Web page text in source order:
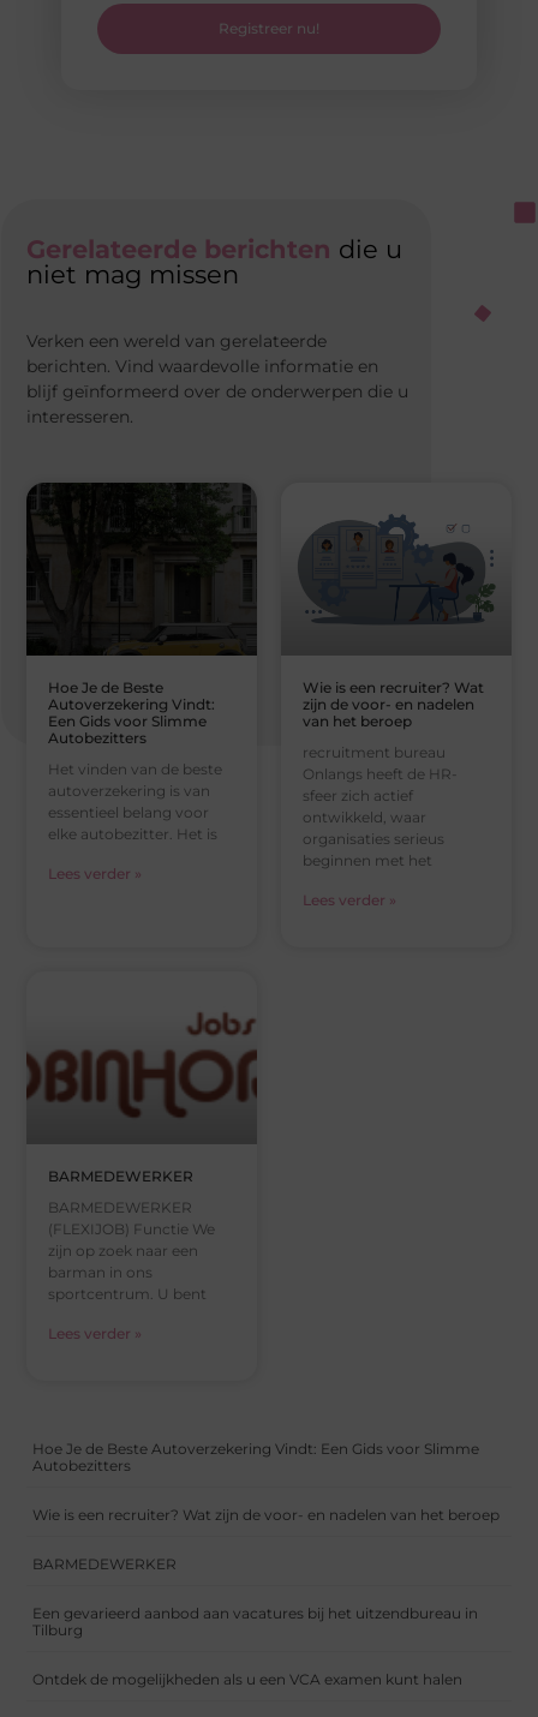
Registreer nu!
Gerelateerde berichten die u
niet mag missen
Verken een wereld van gerelateerde
berichten. Vind waardevolle informatie en
blijf geïnformeerd over de onderwerpen die u
interesseren.
Hoe Je de Beste
Autoverzekering Vindt:
Een Gids voor Slimme
Autobezitters
Het vinden van de beste
autoverzekering is van
essentieel belang voor
elke autobezitter. Het is
Lees verder »
Wie is een recruiter? Wat
zijn de voor- en nadelen
van het beroep
recruitment bureau
Onlangs heeft de HR-
sfeer zich actief
ontwikkeld, waar
organisaties serieus
beginnen met het
Lees verder »
BARMEDEWERKER
BARMEDEWERKER
(FLEXIJOB) Functie We
zijn op zoek naar een
barman in ons
sportcentrum. U bent
Lees verder »
Hoe Je de Beste Autoverzekering Vindt: Een Gids voor Slimme
Autobezitters
Wie is een recruiter? Wat zijn de voor- en nadelen van het beroep
BARMEDEWERKER
Een gevarieerd aanbod aan vacatures bij het uitzendbureau in
Tilburg
Ontdek de mogelijkheden als u een VCA examen kunt halen